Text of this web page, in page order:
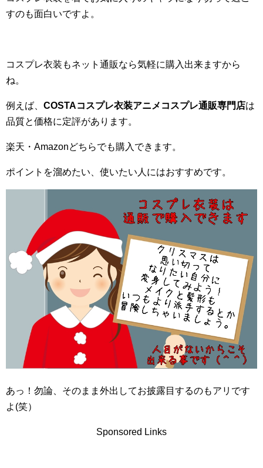
すのも面白いですよ。
コスプレ衣装もネット通販なら気軽に購入出来ますから
ね。
例えば、 COSTAコスプレ衣装アニメコスプレ通販専門店は
品質と価格に定評があります。
楽天・Amazonどちらでも購入できます。
ポイントを溜めたい、使いたい人にはおすすめです。
あっ！勿論、そのまま外出してお披露目するのもアリです
よ(笑）
Sponsored Links